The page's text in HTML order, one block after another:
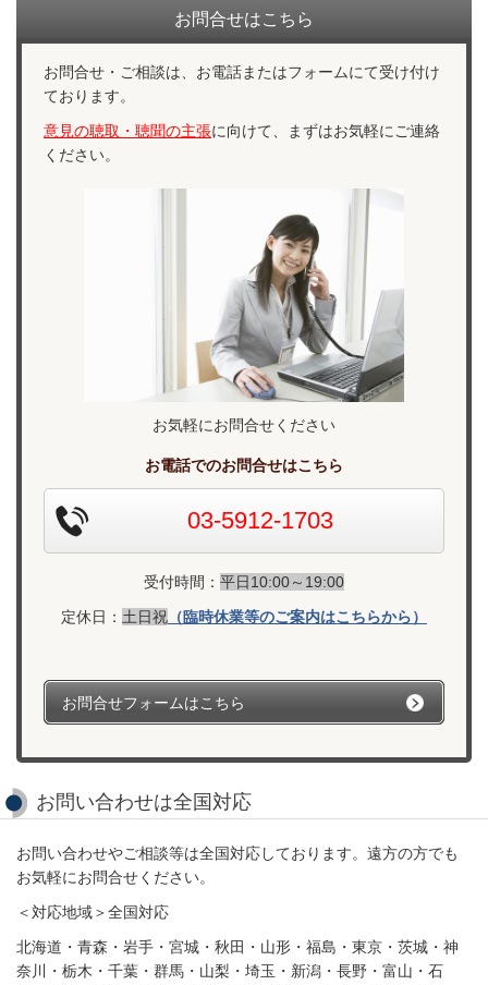
お問合せはこちら
お問合せ・ご相談は、お電話またはフォームにて受け付け
ております。
意見の聴取・聴聞の主張に向けて、まずはお気軽にご連絡
ください。
お気軽にお問合せください
お電話でのお問合せはこちら
03-5912-1703
受付時間： 平日10:00～19:00
定休日： 土日祝 （臨時休業等のご案内はこちらから）
お問合せフォームはこちら
お問い合わせは全国対応
お問い合わせやご相談等は全国対応しております。遠方の方でも
お気軽にお問合せください。
＜対応地域＞全国対応
北海道・青森・岩手・宮城・秋田・山形・福島・東京・茨城・神
奈川・栃木・千葉・群馬・山梨・埼玉・新潟・長野・富山・石